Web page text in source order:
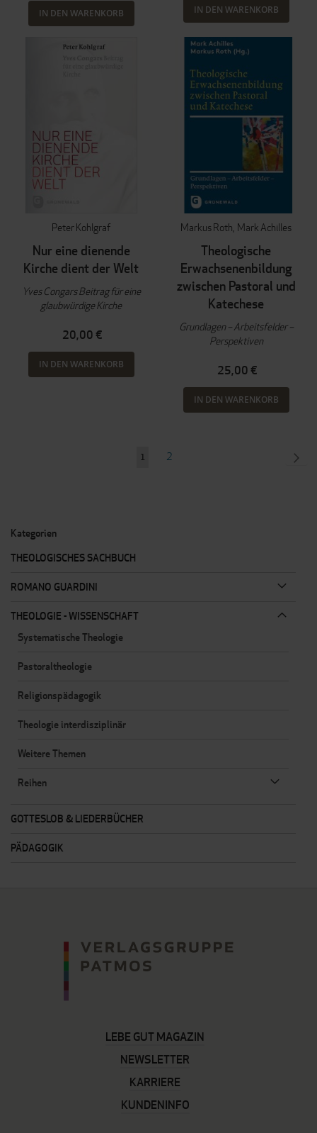
IN DEN WARENKORB IN DEN WARENKORB
Peter Kohlgraf
Nur eine dienende
Kirche dient der Welt
Yves Congars Beitrag für eine
glaubwürdige Kirche
20,00 €
IN DEN WARENKORB
Markus Roth Mark Achilles
Theologische
Erwachsenenbildung
zwischen Pastoral und
Katechese
Grundlagen – Arbeitsfelder –
Perspektiven
25,00 €
IN DEN WARENKORB
Seite
Sie
1 Seite
2
Kategorien
THEOLOGISCHES SACHBUCH
ROMANO GUARDINI
THEOLOGIE - WISSENSCHAFT
Systematische Theologie
Pastoraltheologie
Religionspädagogik
Theologie interdisziplinär
Weitere Themen
Reihen
GOTTESLOB & LIEDERBÜCHER
PÄDAGOGIK
LEBE GUT MAGAZIN
NEWSLETTER
KARRIERE
KUNDENINFO